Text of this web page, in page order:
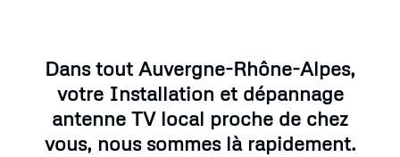
Dans tout Auvergne-Rhône-Alpes,
votre Installation et dépannage
antenne TV local proche de chez
vous, nous sommes là rapidement.